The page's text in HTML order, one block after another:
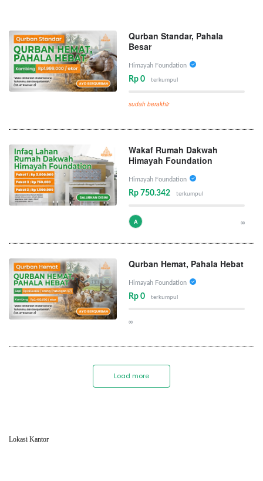
Qurban Standar, Pahala
Besar
Himayah Foundation
Rp 0 terkumpul
sudah berakhir
Wakaf Rumah Dakwah
Himayah Foundation
Himayah Foundation
Rp 750.342 terkumpul
A ∞
Qurban Hemat, Pahala Hebat
Himayah Foundation
Rp 0 terkumpul
∞
Load more
Lokasi Kantor